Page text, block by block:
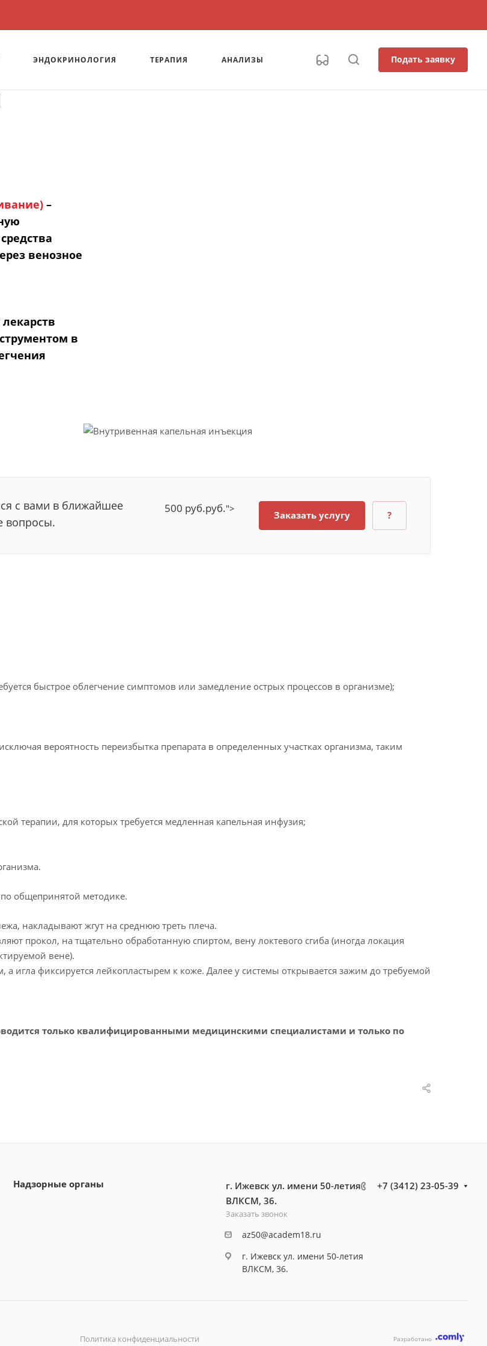
ЭНДОКРИНОЛОГИЯ ТЕРАПИЯ АНАЛИЗЫ Подать заявку
–
венозное
в
с вами в ближайшее
вопросы.
500 руб.руб.">
Заказать услугу ?
быстрое облегчение симптомов или замедление острых процессов в организме);
вероятность переизбытка препарата в определенных участках организма, таким
терапии, для которых требуется медленная капельная инфузия;
общепринятой методике.
накладывают жгут на среднюю треть плеча.
прокол, на тщательно обработанную спиртом, вену локтевого сгиба (иногда локация
вене).
а игла фиксируется лейкопластырем к коже. Далее у системы открывается зажим до требуемой
только квалифицированными медицинскими специалистами и только по
Надзорные органы
г. Ижевск ул. имени 50-летия
ВЛКСМ, 36.
+7 (3412) 23-05-39
Заказать звонок
az50@academ18.ru
г. Ижевск ул. имени 50-летия
ВЛКСМ, 36.
Политика конфиденциальности Разработано